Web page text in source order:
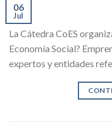
06
Jul
La Cátedra CoES
Economía Social?
expertos y entidades